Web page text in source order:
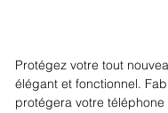
Protégez votre tout
élégant et fonctionnel.
protégera votre